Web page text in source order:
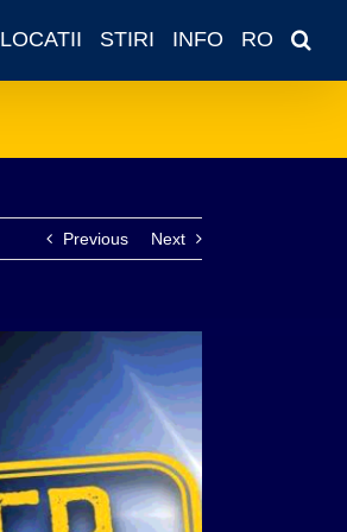
LOCATII STIRI INFO RO
Previous Next